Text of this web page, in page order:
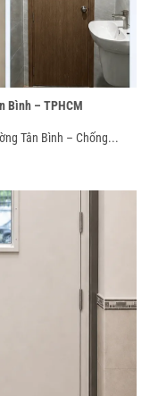
Bình – TPHCM
Tân Bình – Chống...